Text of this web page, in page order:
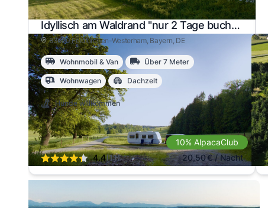
Idyllisch am Waldrand "nur 2 Tage buchbar"
83620 Feldkirchen-Westerham, Bayern, DE
Wohnmobil & Van Über 7 Meter
Wohnwagen Dachzelt
Hunde willkommen
4.4(11)
10% AlpacaClub
20,50€/ Nacht